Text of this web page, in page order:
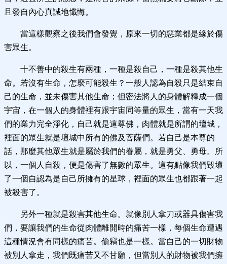
且發自內心真誠地懺悔。
當這樣觀察之後我們會發覺，原來一切的惡業都是緣於傷
害眾生。
十不善中的殺生有兩種，一種是殺自己，一種是殺其他生
命。若沒有生命，怎麼可能殺生？一般人認為自殺只是結束自
己的生命，並未傷害其他生命；但密法將人的身體解釋成一個
宇宙，在一個人的身體裡有跟宇宙同等量的眾生，當有一天我
們的業力完全淨化，自己就是這尊佛，肉體就是所謂的壇城，
裡面的眾生就是壇城中所有的佛及菩薩們。若自己是本尊的
話，那麼其他眾生就是屬於我們的眷屬，就是勇父、勇母。所
以，一個人自殺，便是傷害了無數的眾生。這有點像我們毀壞
了一個自認為是自己所擁有的星球，裡面的眾生也都跟著一起
被殺害了。
另外一種就是殺害其他生命。就像別人拿刀或器具傷害我
們，要讓我們的生命從肉體離開時的痛苦一樣，每個生命遭遇
這種情況會有同樣的痛苦。偷竊也是一樣。當自己的一切財物
被別人拿走，我們既痛苦又不甘願，但當別人的財物被我們擁